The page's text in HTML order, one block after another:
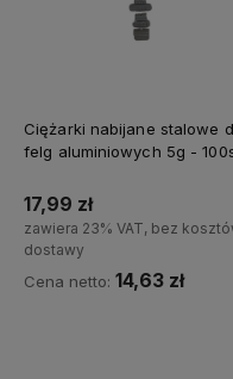
Ciężarki nabijane stalowe
felg aluminiowych 5g -
17,99 zł
zawiera 23% VAT, bez
dostawy
Cena netto: 14,63 zł